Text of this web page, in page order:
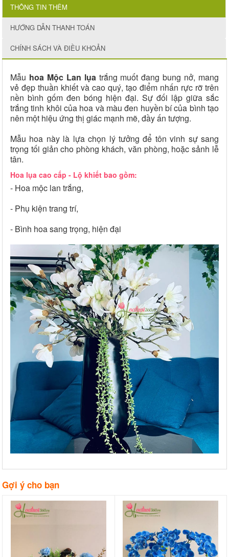
THÔNG TIN THÊM
HƯỚNG DẪN THANH TOÁN
CHÍNH SÁCH VÀ ĐIỀU KHOẢN
Mẫu hoa Mộc Lan lụa trắng muốt đang bung nở, mang
vẻ đẹp thuần khiết và cao quý, tạo điểm nhấn rực rỡ trên
nền bình gốm đen bóng hiện đại. Sự đối lập giữa sắc
trắng tinh khôi của hoa và màu đen huyền bí của bình tạo
nên một hiệu ứng thị giác mạnh mẽ, đầy ấn tượng.
Mẫu hoa này là lựa chọn lý tưởng để tôn vinh sự sang
trọng tối giản cho phòng khách, văn phòng, hoặc sảnh lễ
tân.
Hoa lụa cao cấp - Lộ khiết bao gồm:
- Hoa mộc lan trắng,
- Phụ kiện trang trí,
- Bình hoa sang trọng, hiện đại
Gợi ý cho bạn